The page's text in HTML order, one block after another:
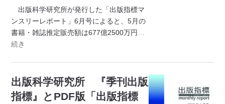
出版科学研究所が発行した「出版指標マ
ンスリーレポート」6月号によると、5月の
書籍・雑誌推定販売額は677億2500万円
続き
出版科学研究所 『季刊出版
指標』とPDF版「出版指標